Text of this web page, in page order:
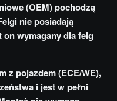
(OEM) pochodzą
nie posiadają
on wymagany dla felg
z pojazdem (ECE/WE),
i jest w pełni